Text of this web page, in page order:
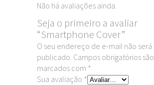
Não há avaliações ainda.
Seja o primeiro a avaliar
“Smartphone Cover”
O seu endereço de e-mail não será
publicado. Campos obrigatórios são
marcados com *
Sua avaliação *